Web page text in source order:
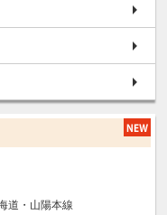
道・山陽本線